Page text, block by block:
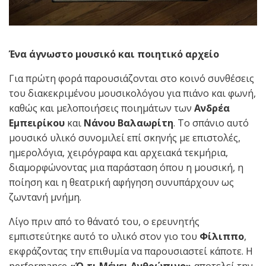
Ένα άγνωστο μουσικό και ποιητικό αρχείο
Για πρώτη φορά παρουσιάζονται στο κοινό συνθέσεις
του διακεκριμένου μουσικολόγου για πιάνο και φωνή,
καθώς και μελοποιήσεις ποιημάτων των Ανδρέα
Εμπειρίκου και Νάνου Βαλαωρίτη. Το σπάνιο αυτό
μουσικό υλικό συνομιλεί επί σκηνής με επιστολές,
ημερολόγια, χειρόγραφα και αρχειακά τεκμήρια,
διαμορφώνοντας μια παράσταση όπου η μουσική, η
ποίηση και η θεατρική αφήγηση συνυπάρχουν ως
ζωντανή μνήμη.
Λίγο πριν από το θάνατό του, ο ερευνητής
εμπιστεύτηκε αυτό το υλικό στον γιο του Φίλιππο,
εκφράζοντας την επιθυμία να παρουσιαστεί κάποτε. Η